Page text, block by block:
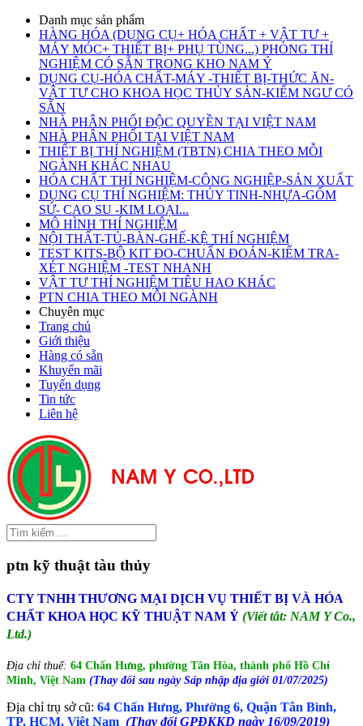
Danh mục sản phẩm
HÀNG HÓA (DỤNG CỤ+ HÓA CHẤT + VẬT TƯ +
MÁY MÓC+ THIẾT BỊ+ PHỤ TÙNG...) PHÒNG THÍ
NGHIỆM CÓ SẴN TRONG KHO NAM Ý
DỤNG CỤ-HÓA CHẤT-MÁY -THIẾT BỊ-THỨC ĂN-
VẬT TƯ CHO KHOA HỌC THỦY SẢN-KIỂM NGƯ CÓ
SẴN
NHÀ PHÂN PHỐI ĐỘC QUYỀN TẠI VIỆT NAM
NHÀ PHÂN PHỐI TẠI VIỆT NAM
THIẾT BỊ THÍ NGHIỆM (TBTN) CHIA THEO MỖI
NGÀNH KHÁC NHAU
HÓA CHẤT THÍ NGHIỆM-CÔNG NGHIỆP-SẢN XUẤT
DỤNG CỤ THÍ NGHIỆM: THỦY TINH-NHỰA-GỐM
SỨ- CAO SU -KIM LOẠI...
MÔ HÌNH THÍ NGHIỆM
NỘI THẤT-TỦ-BÀN-GHẾ-KỆ THÍ NGHIỆM
TEST KITS-BỘ KIT ĐO-CHUẨN ĐOÁN-KIỂM TRA-
XÉT NGHIỆM -TEST NHANH
VẬT TƯ THÍ NGHIỆM TIÊU HAO KHÁC
PTN CHIA THEO MỖI NGÀNH
Chuyên mục
Trang chủ
Giới thiệu
Hàng có sẵn
Khuyến mãi
Tuyển dụng
Tin tức
Liên hệ
ptn kỹ thuật tàu thủy
CTY TNHH THƯƠNG MẠI DỊCH VỤ THIẾT BỊ VÀ HÓA
CHẤT KHOA HỌC KỸ THUẬT NAM Ý (Viết tắt: NAM Y Co.,
Ltd.)
Địa chỉ thuế: 64 Chấn Hưng, phường Tân Hòa, thành phố Hồ Chí
Minh, Việt Nam (Thay đổi sau ngày Sáp nhập địa giới 01/07/2025)
Địa chỉ trụ sở cũ: 64 Chấn Hưng, Phường 6, Quận Tân Bình,
TP. HCM, Việt Nam (Thay đổi GPĐKKD ngày 16/09/2019)